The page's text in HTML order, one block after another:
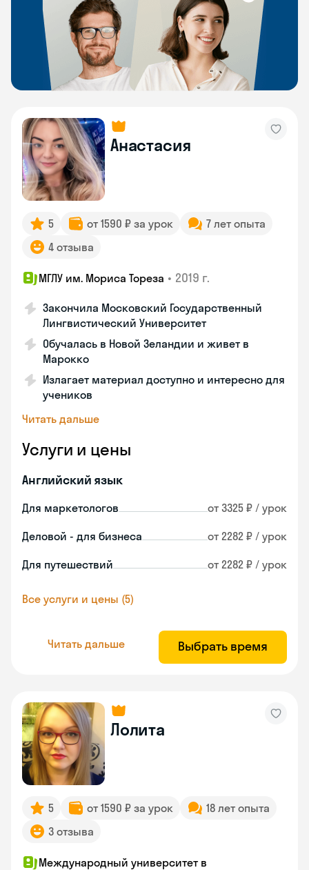
Анастасия
5 от 1590 ₽ за урок
7 лет опыта
4 отзыва
МГЛУ им. Мориса Тореза • 2019 г.
Закончила Московский Государственный
Лингвистический Университет
Обучалась в Новой Зеландии и живет в
Марокко
Излагает материал доступно и интересно для
учеников
Читать дальше
Услуги и цены
Английский язык
Для маркетологов от 3325 ₽ / урок
Деловой - для бизнеса от 2282 ₽ / урок
Для путешествий от 2282 ₽ / урок
Все услуги и цены (5)
Читать дальше Выбрать время
Лолита
5 от 1590 ₽ за урок
18 лет опыта
3 отзыва
Международный университет в